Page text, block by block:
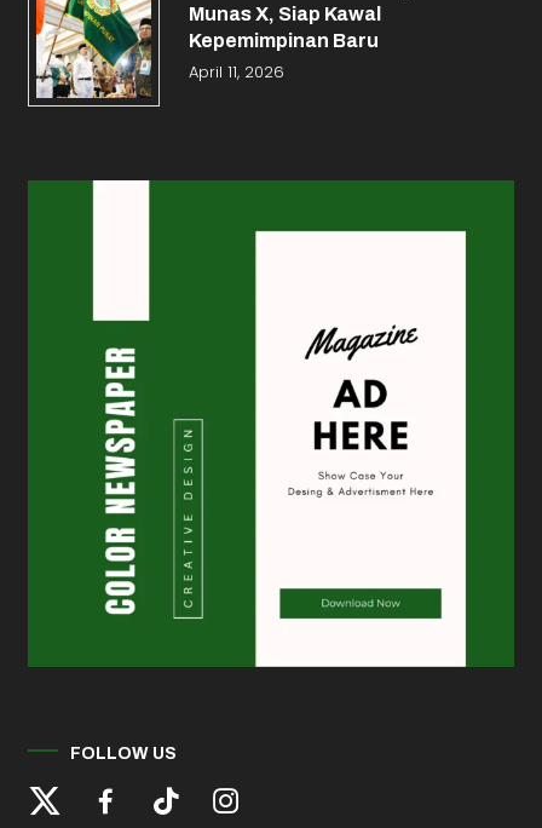
Munas X, Siap Kawal
Kepemimpinan Baru
April 11, 2026
FOLLOW US